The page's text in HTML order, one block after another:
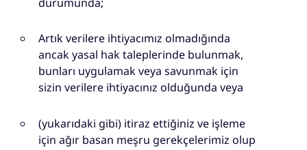
Artık verilere ihtiyacımız olmadığında
ancak yasal hak taleplerinde bulunmak,
bunları uygulamak veya savunmak için
sizin verilere ihtiyacınız olduğunda veya
(yukarıdaki gibi) itiraz ettiğiniz ve işleme
için ağır basan meşru gerekçelerimiz olup